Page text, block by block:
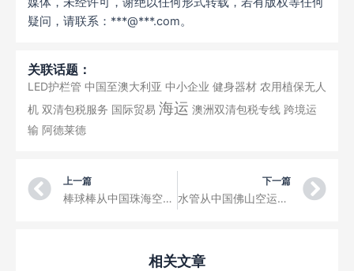
疑问，请联系：***@***.com。
关联话题：
LED护栏管 中国至澳大利亚 中小企业 健身器材 农用植保无人
机 双清包税服务 国际贸易 海运 澳洲双清包税专线 跨境运
输 阿德莱德
Prev
上一篇
棒球棒从中国珠海空运到雅西国际机场三字代码IAS
下一篇
水管从中国佛山空运到雷焦卡拉布里亚机场三字代码REG
相关文章